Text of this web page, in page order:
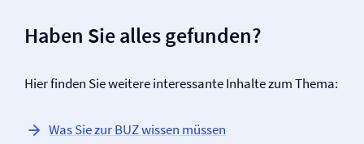
Haben Sie alles gefunden?
Hier finden Sie weitere interessante Inhalte zum Thema:
Was Sie zur BUZ wissen müssen